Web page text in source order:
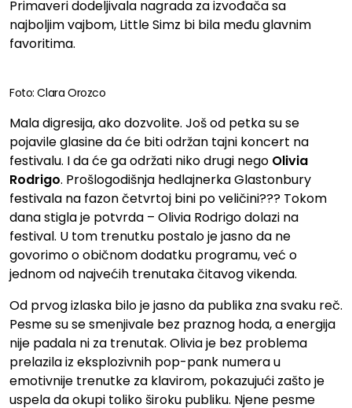
Primaveri dodeljivala nagrada za izvođača sa
najboljim vajbom, Little Simz bi bila među glavnim
favoritima.
Foto: Clara Orozco
Mala digresija, ako dozvolite. Još od petka su se
pojavile glasine da će biti održan tajni koncert na
festivalu. I da će ga održati niko drugi nego Olivia
Rodrigo. Prošlogodišnja hedlajnerka Glastonbury
festivala na fazon četvrtoj bini po veličini??? Tokom
dana stigla je potvrda – Olivia Rodrigo dolazi na
festival. U tom trenutku postalo je jasno da ne
govorimo o običnom dodatku programu, već o
jednom od najvećih trenutaka čitavog vikenda.
Od prvog izlaska bilo je jasno da publika zna svaku reč.
Pesme su se smenjivale bez praznog hoda, a energija
nije padala ni za trenutak. Olivia je bez problema
prelazila iz eksplozivnih pop-pank numera u
emotivnije trenutke za klavirom, pokazujući zašto je
uspela da okupi toliko široku publiku. Njene pesme